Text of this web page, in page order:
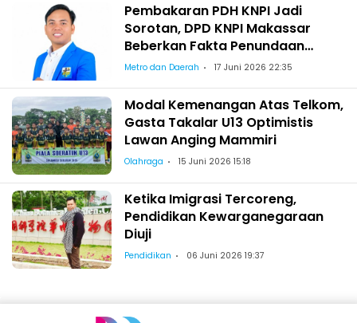
Pembakaran PDH KNPI Jadi
Sorotan, DPD KNPI Makassar
Beberkan Fakta Penundaan
Pelantikan Wajo
Metro dan Daerah 17 Juni 2026 22:35
Modal Kemenangan Atas Telkom,
Gasta Takalar U13 Optimistis
Lawan Anging Mammiri
Olahraga 15 Juni 2026 15:18
Ketika Imigrasi Tercoreng,
Pendidikan Kewarganegaraan
Diuji
Pendidikan 06 Juni 2026 19:37